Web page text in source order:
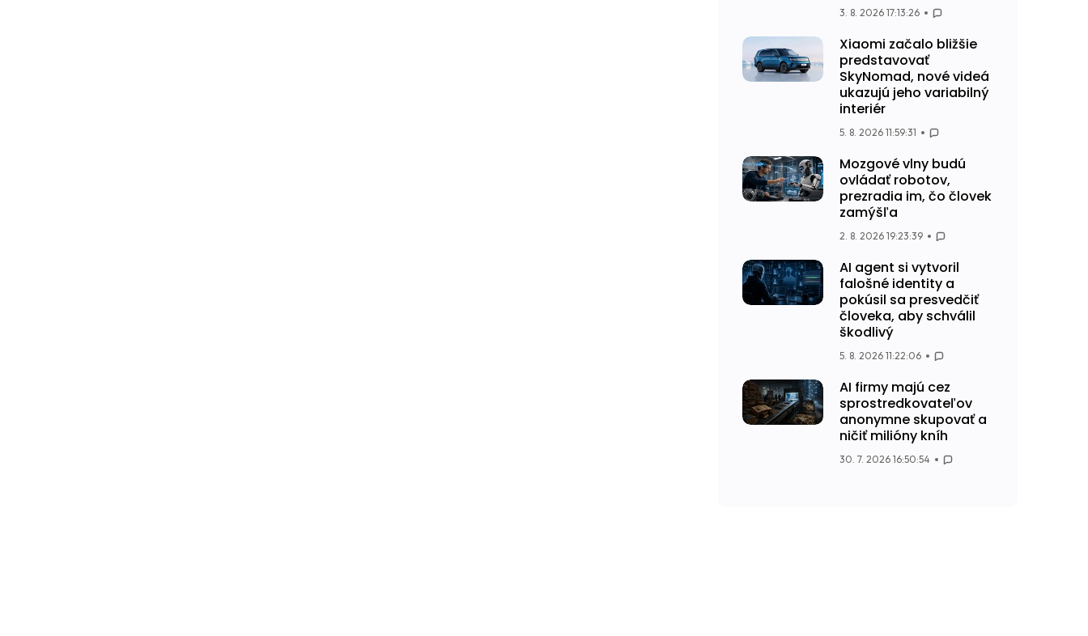
3. 8. 2026 17:13:26
Xiaomi začalo bližšie
predstavovať
SkyNomad, nové videá
ukazujú jeho variabilný
interiér
5. 8. 2026 11:59:31
Mozgové vlny budú
ovládať robotov,
prezradia im, čo človek
zamýšľa
2. 8. 2026 19:23:39
AI agent si vytvoril
falošné identity a
pokúsil sa presvedčiť
človeka, aby schválil
škodlivý
5. 8. 2026 11:22:06
AI firmy majú cez
sprostredkovateľov
anonymne skupovať a
ničiť milióny kníh
30. 7. 2026 16:50:54